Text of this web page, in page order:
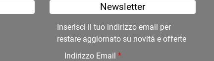
Newsletter
Inserisci il tuo indirizzo email per
restare aggiornato su novità e offerte
Indirizzo Email *